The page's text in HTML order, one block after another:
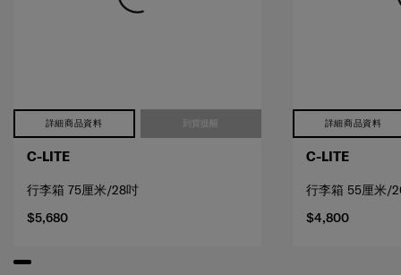
詳細商品資料 到貨提醒
C-LITE
行李箱 75厘米/28吋
$5,680
詳細商品資料
C-LITE
行李箱 55厘米/
$4,800